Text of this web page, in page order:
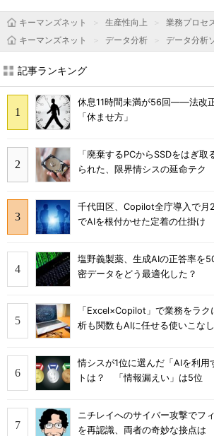
キーマンズネット 生産性向上 業務プロセ
キーマンズネット
データ分析 データ分析
記事ランキング
休息11時間未満が56回――法改
「休ませ方」
「廃棄するPCからSSDをはぎ
られた、限界情シスの延命テク
千代田区、Copilot全庁導入で
でAIを根付かせた定着の仕掛け
塩野義製薬、生成AIの正答率
密データをどう最適化した？
「Excel×Copilot」で業務をラ
析も関数もAIに任せる使いこな
情シスが1位に選んだ「AIを利用
トは？ 「情報漏えい」は5位
ニチレイへのサイバー攻撃でフ
を再認識、両者の奇妙な接点は